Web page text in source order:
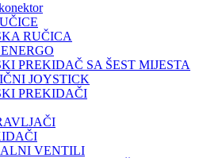
RUČICA
PREKIDAČ SA ŠEST MIJESTA
JOYSTICK
PREKIDAČI
VENTILI